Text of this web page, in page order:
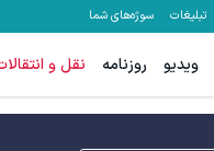
تبلیغات سوژه‌های شما
ویدیو روزنامه نقل و